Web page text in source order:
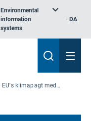
Environmental
information
systems
DA
Nyhedsbrevet om EU's klimapagt med mere skræddersyet indhold